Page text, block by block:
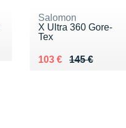
Salomon
X Ultra 360 Gore-
Tex
145 €
Au lieu de 145 €
103 €
Vendu 103 €